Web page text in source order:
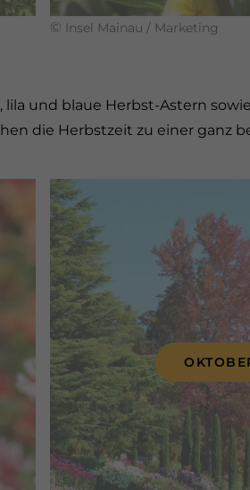
© Insel Mainau / Marketing
und blaue Herbst-Astern
die Herbstzeit zu einer ganz